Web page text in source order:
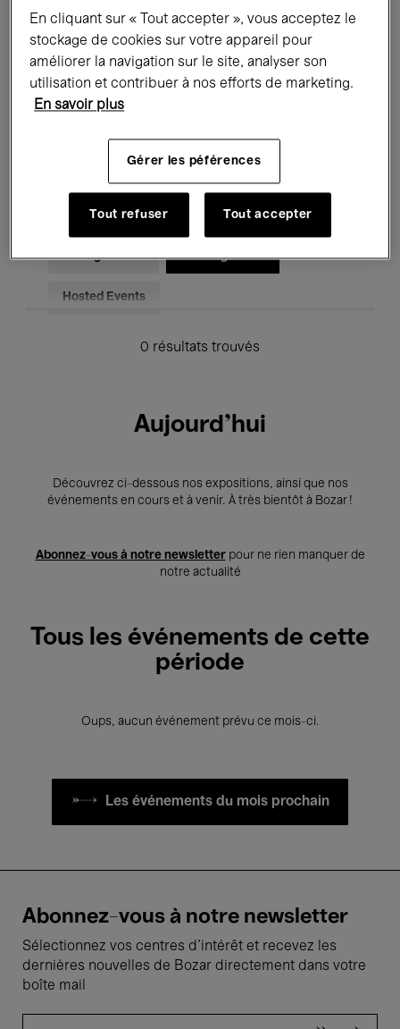
Expositions Films Performances
Rencontres & Débats Jazz
Musique classique
Musique électronique
Pour tous Kids’ Palace
Enseignement Visites guidées
Hosted Events
0 résultats trouvés
Aujourd'hui
Découvrez ci-dessous nos expositions, ainsi que nos
événements en cours et à venir. À très bientôt à Bozar !
Abonnez-vous à notre newsletterpour ne rien manquer de
notre actualité
Tous les événements de cette
période
Oups, aucun événement prévu ce mois-ci.
Les événements du mois prochain
Abonnez-vous à notre newsletter
Sélectionnez vos centres d'intérêt et recevez les
dernières nouvelles de Bozar directement dans votre
boîte mail
En cliquant sur « Tout accepter », vous acceptez le
stockage de cookies sur votre appareil pour
améliorer la navigation sur le site, analyser son
utilisation et contribuer à nos efforts de marketing.
En savoir plus
Gérer les péférences
Tout refuser Tout accepter